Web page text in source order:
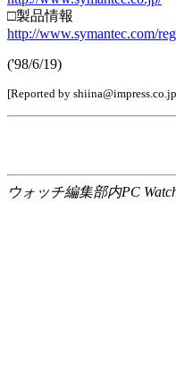
□製品情報
http://www.symantec.com/
('98/6/19)
[Reported by
ウォッチ編集部内PC